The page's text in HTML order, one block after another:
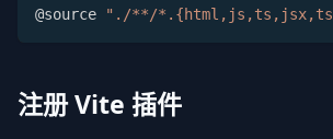
@source "./**/
注册 Vite 插件